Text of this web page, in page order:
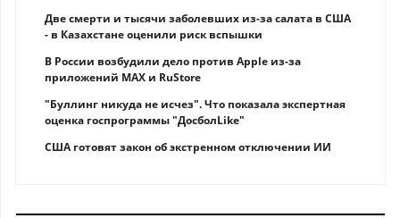
Две смерти и тысячи заболевших из-за салата в США
- в Казахстане оценили риск вспышки
В России возбудили дело против Apple из-за
приложений MAX и RuStore
"Буллинг никуда не исчез". Что показала экспертная
оценка госпрограммы "ДосболLike"
США готовят закон об экстренном отключении ИИ